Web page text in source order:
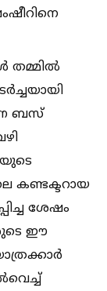
തമ്മില്‍
ബസ്
ശേഷം
ഈ